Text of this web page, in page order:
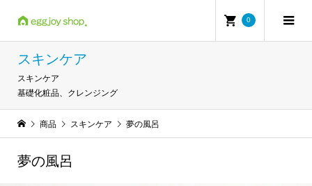
0
スキンケア
スキンケア
基礎化粧品、クレンジング
商品 スキンケア 夢の風呂
夢の風呂